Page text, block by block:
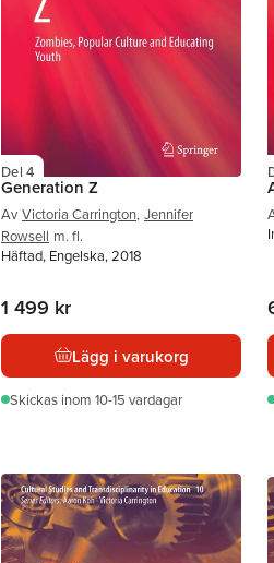
Del 4
Generation Z
Av Victoria Carrington, Jennifer
Rowsell m. fl.
Häftad, Engelska, 2018
1 499 kr
Lägg i varukorg
Skickas inom 10-15 vardagar